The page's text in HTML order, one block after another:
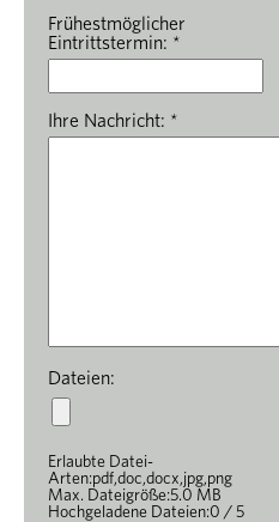
Frühestmöglicher
Eintrittstermin: *
Ihre Nachricht: *
Dateien:
Erlaubte Datei-
Arten:pdf,doc,docx,jpg,png
Max. Dateigröße:5.0 MB
Hochgeladene Dateien:0 / 5